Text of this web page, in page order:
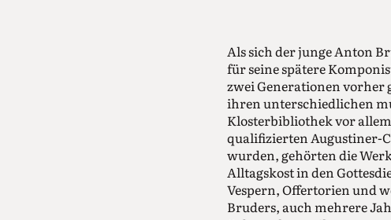
Als sich der junge Anton
für seine spätere
zwei Generationen vorher
ihren unterschiedlichen
Klosterbibliothek vor
qualifizierten Augustiner-
wurden, gehörten die
Alltagskost in den
Vespern, Offertorien und
Bruders, auch mehrere